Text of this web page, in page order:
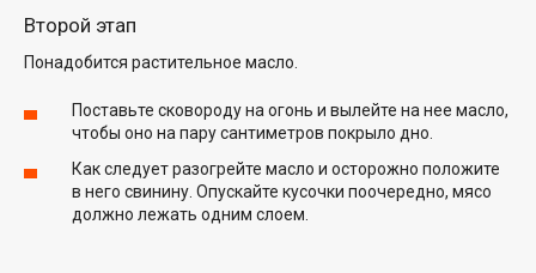
Второй этап
Понадобится растительное масло.
Поставьте сковороду на огонь и вылейте на нее масло,
чтобы оно на пару сантиметров покрыло дно.
Как следует разогрейте масло и осторожно положите
в него свинину. Опускайте кусочки поочередно, мясо
должно лежать одним слоем.